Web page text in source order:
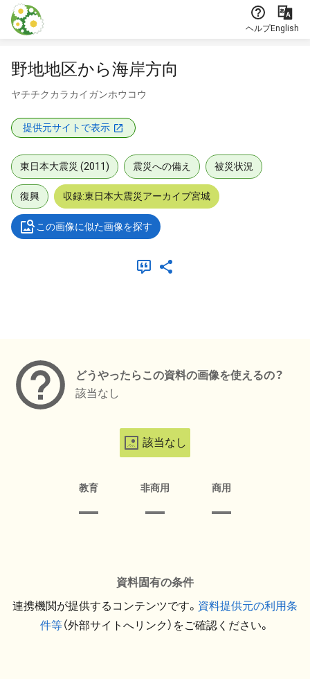
本文に飛ぶ
ヘルプEnglish
野地地区から海岸方向
ヤチチクカラカイガンホウコウ
提供元サイトで表示
東日本大震災 (2011) 震災への備え 被災状況
復興 収録:東日本大震災アーカイブ宮城
この画像に似た画像を探す
どうやったらこの資料の画像を使えるの？
該当なし
該当なし
教育 非商用 商用
資料固有の条件
連携機関が提供するコンテンツです。 資料提供元の利用条
件等（外部サイトへリンク）をご確認ください。